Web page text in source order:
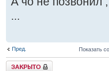
...
Пред. Показать
Закрыто